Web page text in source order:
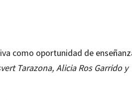
como oportunidad de
Tarazona, Alicia Ros Garridoy